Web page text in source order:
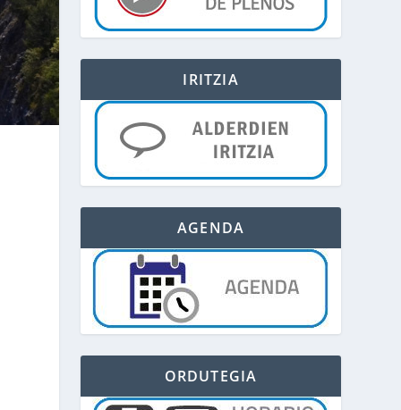
IRITZIA
AGENDA
ORDUTEGIA